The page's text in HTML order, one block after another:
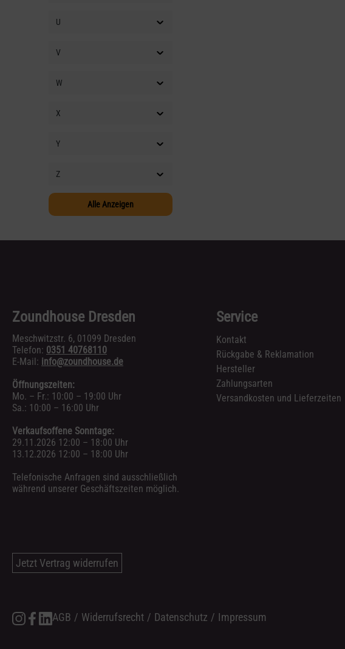
U
V
W
X
Y
Z
Alle Anzeigen
Zoundhouse Dresden
Meschwitzstr. 6, 01099 Dresden
Telefon: 0351 40768110
E-Mail: info@zoundhouse.de
Öffnungszeiten:
Mo. – Fr.: 10:00 – 19:00 Uhr
Sa.: 10:00 – 16:00 Uhr
Verkaufsoffene Sonntage:
29.11.2026 12:00 – 18:00 Uhr
13.12.2026 12:00 – 18:00 Uhr
Telefonische Anfragen sind ausschließlich
während unserer Geschäftszeiten möglich.
Service
Kontakt
Rückgabe & Reklamation
Hersteller
Zahlungsarten
Versandkosten und Lieferzeiten
Jetzt Vertrag widerrufen
AGB / Widerrufsrecht / Datenschutz / Impressum